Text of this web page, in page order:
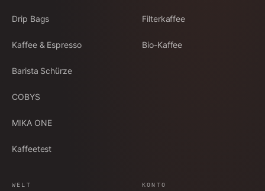
Drip Bags
Kaffee & Espresso
Barista Schürze
COBYS
MIKA ONE
Kaffeetest
Filterkaffee
Bio-Kaffee
WELT KONTO